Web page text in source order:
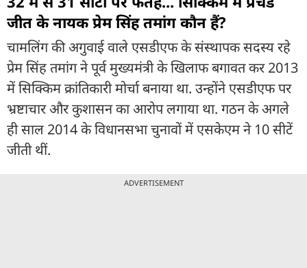
जीत के नायक प्रेम सिंह तमांग कौन हैं?
चामलिंग की अगुवाई वाले एसडीएफ के संस्थापक सदस्य रहे
प्रेम सिंह तमांग ने पूर्व मुख्यमंत्री के खिलाफ बगावत कर 2013
में सिक्किम क्रांतिकारी मोर्चा बनाया था. उन्होंने एसडीएफ पर
भ्रष्टाचार और कुशासन का आरोप लगाया था. गठन के अगले
ही साल 2014 के विधानसभा चुनावों में एसकेएम ने 10 सीटें
जीती थीं.
ADVERTISEMENT